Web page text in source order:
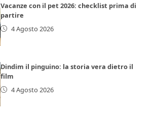
Vacanze con il pet 2026: checklist prima di
partire
4 Agosto 2026
Dindim il pinguino: la storia vera dietro il
film
4 Agosto 2026